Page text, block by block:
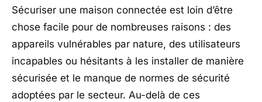
Sécuriser une maison connectée est loin d’être
chose facile pour de nombreuses raisons : des
appareils vulnérables par nature, des utilisateurs
incapables ou hésitants à les installer de manière
sécurisée et le manque de normes de sécurité
adoptées par le secteur. Au-delà de ces